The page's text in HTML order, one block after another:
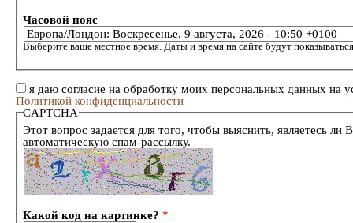
Часовой пояс
Выберите ваше местное время. Даты и время на сайте будут
я даю согласие на обработку моих персональных данных на
Политикой конфиденциальности
CAPTCHA
Этот вопрос задается для того, чтобы выяснить, являетесь ли
автоматическую спам-рассылку.
Какой код на картинке?*